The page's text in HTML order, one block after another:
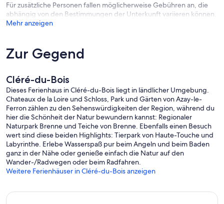
Für zusätzliche Personen fallen möglicherweise Gebühren an, die
abhängig von den Bestimmungen der Unterkunft variieren können.
Mehr anzeigen
Zur Gegend
Cléré-du-Bois
Dieses Ferienhaus in Cléré-du-Bois liegt in ländlicher Umgebung.
Chateaux de la Loire und Schloss, Park und Gärten von Azay-le-
Ferron zählen zu den Sehenswürdigkeiten der Region, während du
hier die Schönheit der Natur bewundern kannst: Regionaler
Naturpark Brenne und Teiche von Brenne. Ebenfalls einen Besuch
wert sind diese beiden Highlights: Tierpark von Haute-Touche und
Labyrinthe. Erlebe Wasserspaß pur beim Angeln und beim Baden
ganz in der Nähe oder genieße einfach die Natur auf den
Wander-/Radwegen oder beim Radfahren.
Weitere Ferienhäuser in Cléré-du-Bois anzeigen